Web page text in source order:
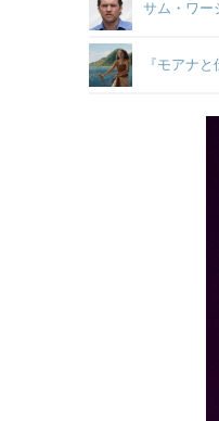
サム・ワー
『モアナ